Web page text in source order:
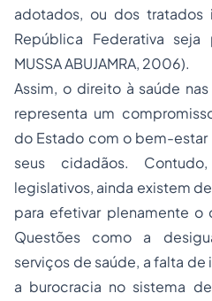
adotados, ou dos tratados
República Federativa seja
MUSSA ABUJAMRA, 2006).
Assim, o direito à saúde
representa um
do Estado com o bem-
seus cidadãos.
legislativos, ainda existem
para efetivar plenamente o
Questões como a
serviços de saúde, a falta
a burocracia no sistema